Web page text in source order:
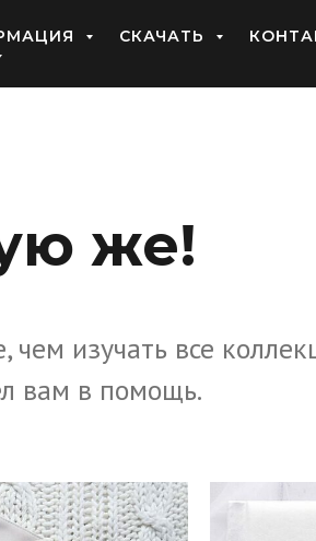
СКАЧАТЬ
же!
изучать все
вам в помощь.